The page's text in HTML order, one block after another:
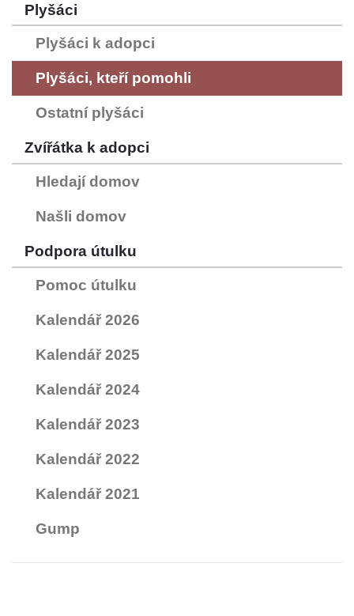
Plyšáci
Plyšáci k adopci
Plyšáci, kteří pomohli
Ostatní plyšáci
Zvířátka k adopci
Hledají domov
Našli domov
Podpora útulku
Pomoc útulku
Kalendář 2026
Kalendář 2025
Kalendář 2024
Kalendář 2023
Kalendář 2022
Kalendář 2021
Gump